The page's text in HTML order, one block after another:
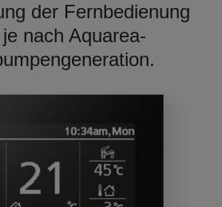
der Fernbedienung
nach Aquarea-